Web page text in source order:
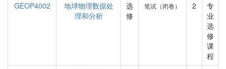
GEOP4002
地球物理数据处
理和分析
选
修
笔试（闭卷） 2
专
业
选
修
课
程